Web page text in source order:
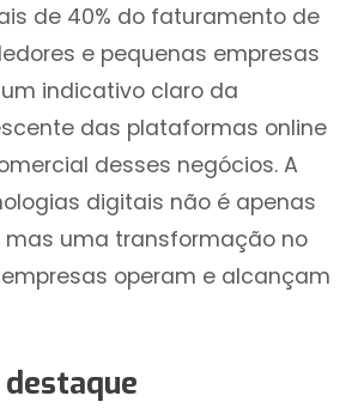
de 40% do faturamento de
e pequenas empresas
um indicativo claro da
das plataformas online
desses negócios. A
digitais não é apenas
mas uma transformação no
operam e alcançam